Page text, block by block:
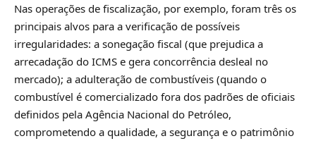
Nas operações de fiscalização, por exemplo, foram três os
principais alvos para a verificação de possíveis
irregularidades: a sonegação fiscal (que prejudica a
arrecadação do ICMS e gera concorrência desleal no
mercado); a adulteração de combustíveis (quando o
combustível é comercializado fora dos padrões de oficiais
definidos pela Agência Nacional do Petróleo,
comprometendo a qualidade, a segurança e o patrimônio